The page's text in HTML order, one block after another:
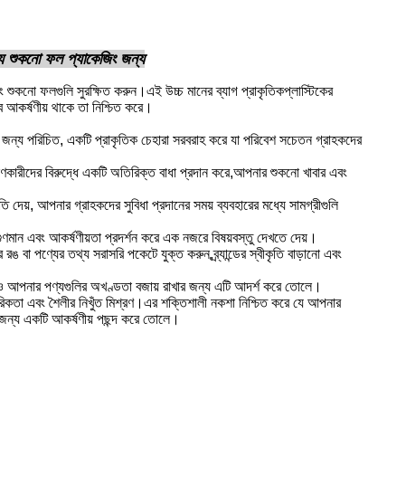
শুকনো ফল প্যাকেজিং জন্য
শুকনো ফলগুলি সুরক্ষিত করুন।এই উচ্চ মানের ব্যাগ প্রাকৃতিকপ্লাস্টিকের
থাকে তা নিশ্চিত করে।
জন্য পরিচিত, একটি প্রাকৃতিক চেহারা সরবরাহ করে যা পরিবেশ সচেতন গ্রাহকদের
বিরুদ্ধে একটি অতিরিক্ত বাধা প্রদান করে,আপনার শুকনো খাবার এবং
আপনার গ্রাহকদের সুবিধা প্রদানের সময় ব্যবহারের মধ্যে সামগ্রীগুলি
এবং আকর্ষণীয়তা প্রদর্শন করে এক নজরে বিষয়বস্তু দেখতে দেয়।
বা পণ্যের তথ্য সরাসরি পকেটে যুক্ত করুন,ব্র্যান্ডের স্বীকৃতি বাড়ানো এবং
আপনার পণ্যগুলির অখণ্ডতা বজায় রাখার জন্য এটি আদর্শ করে তোলে।
এবং শৈলীর নিখুঁত মিশ্রণ।এর শক্তিশালী নকশা নিশ্চিত করে যে আপনার
জন্য একটি আকর্ষণীয় পছন্দ করে তোলে।